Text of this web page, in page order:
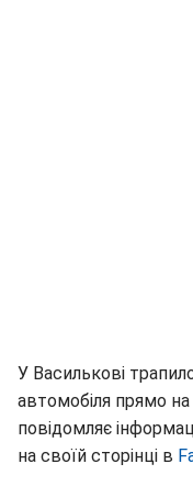
У Василькові
автомобіля прямо
повідомляє
на своїй сторінці в